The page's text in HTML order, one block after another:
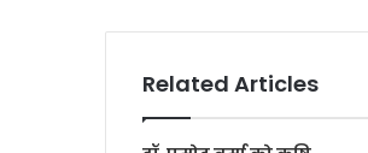
Related Articles